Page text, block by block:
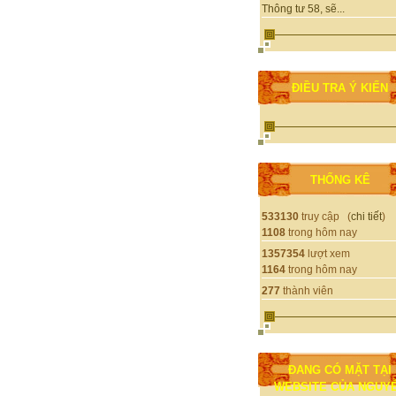
Thông tư 58, sẽ...
ĐIỀU TRA Ý KIẾN
THỐNG KÊ
533130 truy cập (chi tiết)
1108 trong hôm nay
1357354 lượt xem
1164 trong hôm nay
277 thành viên
ĐANG CÓ MẶT TẠI
WEBSITE CỦA